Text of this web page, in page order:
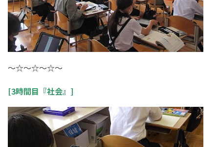
～☆～☆～☆～
[3時間目『社会』]